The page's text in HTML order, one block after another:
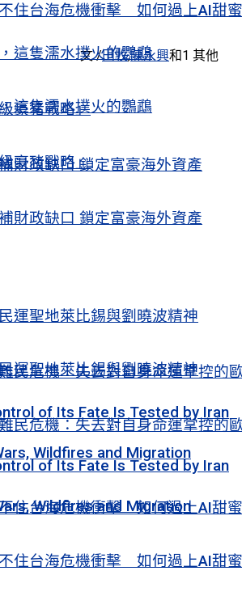
這隻濡水撲火的鸚鵡
豪豬戰略」
財政缺口 鎖定富豪海外資產
運聖地萊比錫與劉曉波精神
民危機：失去對自身命運掌控的
of Its Fate Is Tested by Iran
Wildfires and Migration
住台海危機衝擊 如何過上AI甜蜜
住台海危機衝擊 如何過上AI甜蜜
這隻濡水撲火的鸚鵡
豪豬戰略」
財政缺口 鎖定富豪海外資產
運聖地萊比錫與劉曉波精神
民危機：失去對自身命運掌控的
of Its Fate Is Tested by Iran
Wildfires and Migration
住台海危機衝擊 如何過上AI甜蜜
文 /田牧,陳永興和1 其他